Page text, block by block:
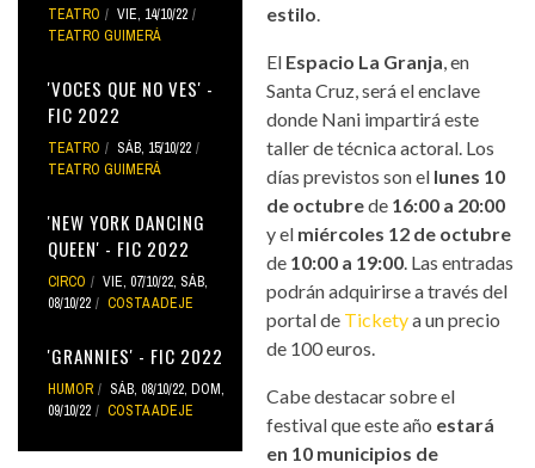
TEATRO
VIE, 14/10/22
TEATRO GUIMERÁ
'VOCES QUE NO VES' -
FIC 2022
TEATRO
SÁB, 15/10/22
TEATRO GUIMERÁ
'NEW YORK DANCING
QUEEN' - FIC 2022
CIRCO VIE, 07/10/22, SÁB,
08/10/22
COSTA ADEJE
'GRANNIES' - FIC 2022
HUMOR SÁB, 08/10/22, DOM,
09/10/22
COSTA ADEJE
estilo.
El Espacio La Granja, en
Santa Cruz, será el enclave
donde Nani impartirá este
taller de técnica actoral. Los
días previstos son el lunes 10
de octubrede 16:00 a 20:00
y el miércoles 12 de octubre
de 10:00 a 19:00. Las entradas
podrán adquirirse a través del
portal de Ticketya un precio
de 100 euros.
Cabe destacar sobre el
festival que este año estará
en 10 municipios de